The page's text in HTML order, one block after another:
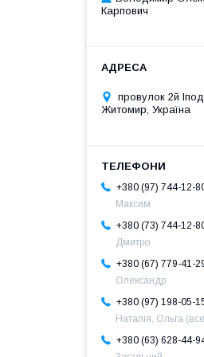
Карпович
провулок 2й
Житомир, Україна
+380 (97) 744-12-
Максим
+380 (73) 744-12-
Дмитро
+380 (67) 779-41-
Олександр
+380 (97) 198-05-
Наталія, Ольга
+380 (63) 628-44-